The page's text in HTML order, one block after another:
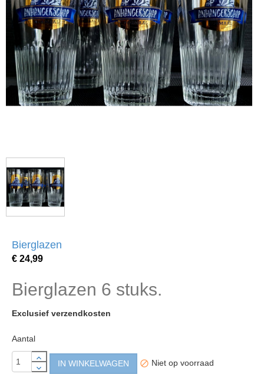
Bierglazen
€ 24,99
Bierglazen 6 stuks.
Exclusief verzendkosten
Aantal
IN WINKELWAGEN  Niet op voorraad